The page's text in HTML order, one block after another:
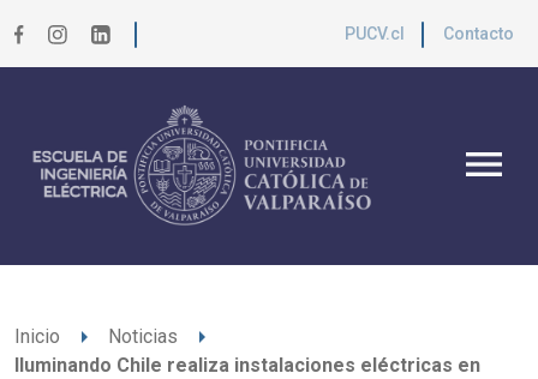
PUCV.cl Contacto
menu
Inicio arrow_right Noticias arrow_right
Iluminando Chile realiza instalaciones eléctricas en